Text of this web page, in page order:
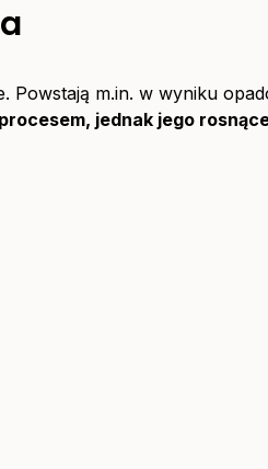
Powstają m.in. w wyniku
jednak jego